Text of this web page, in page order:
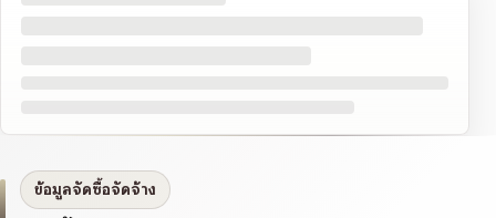
ข้อมูลจัดซื้อจัดจ้าง